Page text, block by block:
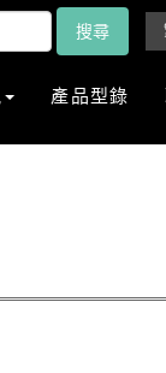
產品型錄
搜尋